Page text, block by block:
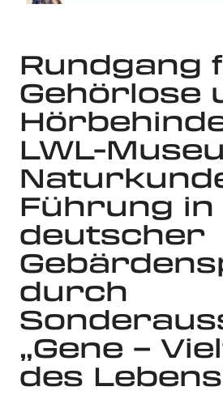
Rundgang
Gehörlose
LWL-
Führung in
deutscher
durch
„Gene –
des